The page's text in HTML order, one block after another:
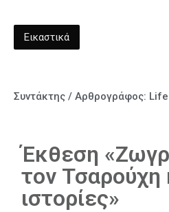
Εικαστικά
Συντάκτης / Αρθρογράφος:
Έκθεση
τον Τσαρούχη
ιστορίες»